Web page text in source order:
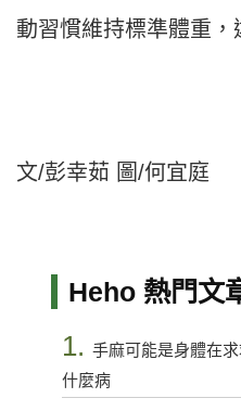
動習慣維持標準體重，
文/彭幸茹 圖/何宜庭
Heho 熱門文
1. 手麻可能是身體在
什麼病